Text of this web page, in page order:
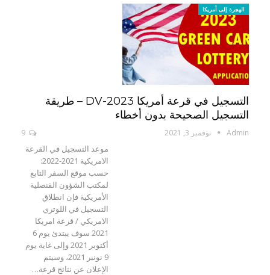
الهجرة إلى أمريكا
التسجيل في قرعة أمريكا DV-2023 – طريقة
التسجيل الصحيحة بدون أخطاء
Admin نوفمبر 3, 2021
موعد التسجيل في القرعة
الامريكية 2021-2022:
حسب موقع السفر التابع
لمكتب الشؤون القنصلية
الأمريكية فإن انطلاق
التسجيل في اللوتري
الامريكي / قرعة امريكا
2021 سوف يبتدئ يوم 6
أكتوبر 2021 وإلى غاية يوم
9 نونبر 2021، وسيتم
الإعلان عن نتائج قرعة…